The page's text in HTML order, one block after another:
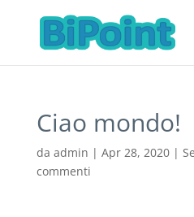
Ciao mondo!
da admin | Apr 28, 2020|
commenti